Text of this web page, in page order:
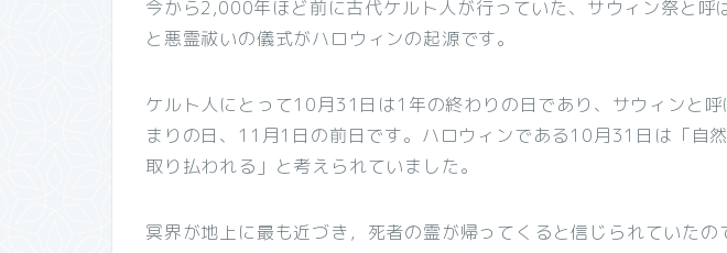
今から2,000年ほど前に古代ケルト人が行っていた、サウィン祭と呼
と悪霊祓いの儀式がハロウィンの起源です。
ケルト人にとって10月31日は1年の終わりの日であり、サウィンと
まりの日、11月1日の前日です。ハロウィンである10月31日は「自
取り払われる」と考えられていました。
冥界が地上に最も近づき，死者の霊が帰ってくると信じられていたの